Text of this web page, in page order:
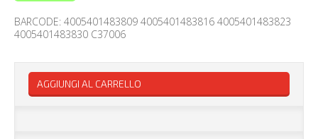
BARCODE: 4005401483809 4005401483816 4005401483823
4005401483830 C37006
AGGIUNGI AL CARRELLO